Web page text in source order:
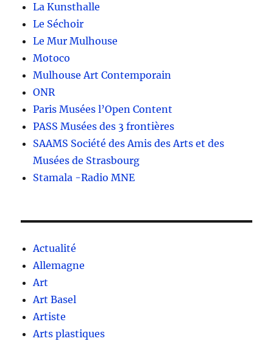
La Kunsthalle
Le Séchoir
Le Mur Mulhouse
Motoco
Mulhouse Art Contemporain
ONR
Paris Musées l’Open Content
PASS Musées des 3 frontières
SAAMS Société des Amis des Arts et des
Musées de Strasbourg
Stamala -Radio MNE
Actualité
Allemagne
Art
Art Basel
Artiste
Arts plastiques